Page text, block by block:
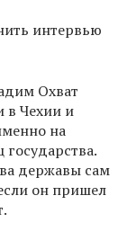
интервью
Охват
в Чехии и
на
державы сам
он пришел